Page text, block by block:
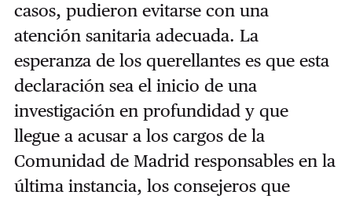
casos, pudieron evitarse con una
atención sanitaria adecuada. La
esperanza de los querellantes es que esta
declaración sea el inicio de una
investigación en profundidad y que
llegue a acusar a los cargos de la
Comunidad de Madrid responsables en la
última instancia, los consejeros que